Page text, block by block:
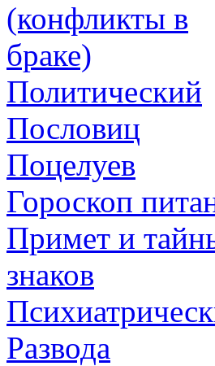
(конфликты в
браке)
Политический
Пословиц
Поцелуев
Гороскоп
Примет и
знаков
Развода